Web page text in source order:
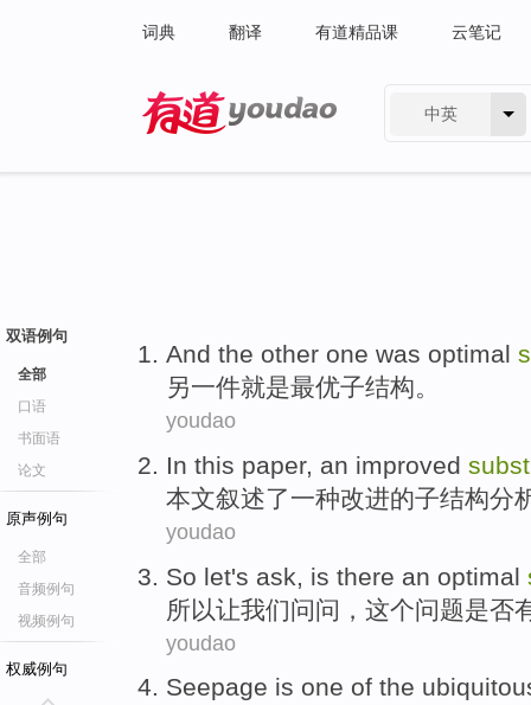
词典 翻译 有道精品课 云笔记
中英
双语例句
全部
口语
书面语
论文
原声例句
全部
音频例句
视频例句
权威例句
And the other one was optimal
另一件就是最优子结构。
youdao
In this paper, an improved
本文叙述了一种改进的子结构分
youdao
So let's ask is there an optimal
所以让我们问问 ， 这个问题是否
youdao
Seepage is one of the